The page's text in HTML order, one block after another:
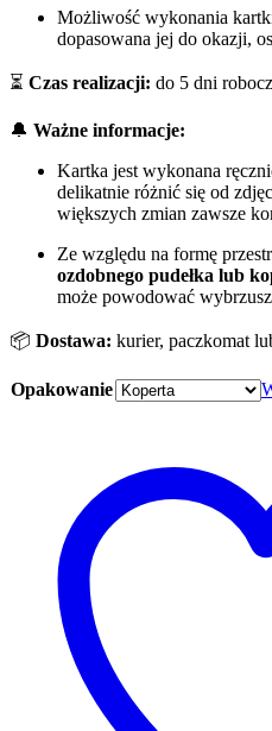
Możliwość wykonania
dopasowana jej do okazji,
⏳ Czas realizacji: do 5 dni
🔔 Ważne informacje:
Kartka jest wykonana
delikatnie różnić się od
większych zmian zawsze
Ze względu na formę
ozdobnego pudełka lub
może powodować
📦 Dostawa: kurier, paczkomat
Opakowanie